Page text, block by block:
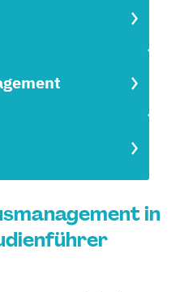
in